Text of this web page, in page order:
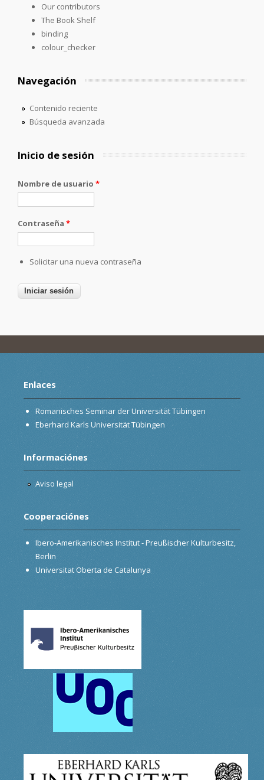
Our contributors
The Book Shelf
binding
colour_checker
Navegación
Contenido reciente
Búsqueda avanzada
Inicio de sesión
Nombre de usuario *
Contraseña *
Solicitar una nueva contraseña
Enlaces
Romanisches Seminar der Universität Tübingen
Eberhard Karls Universität Tübingen
Informaciónes
Aviso legal
Cooperaciónes
Ibero-Amerikanisches Institut - Preußischer Kulturbesitz,
Berlin
Universitat Oberta de Catalunya